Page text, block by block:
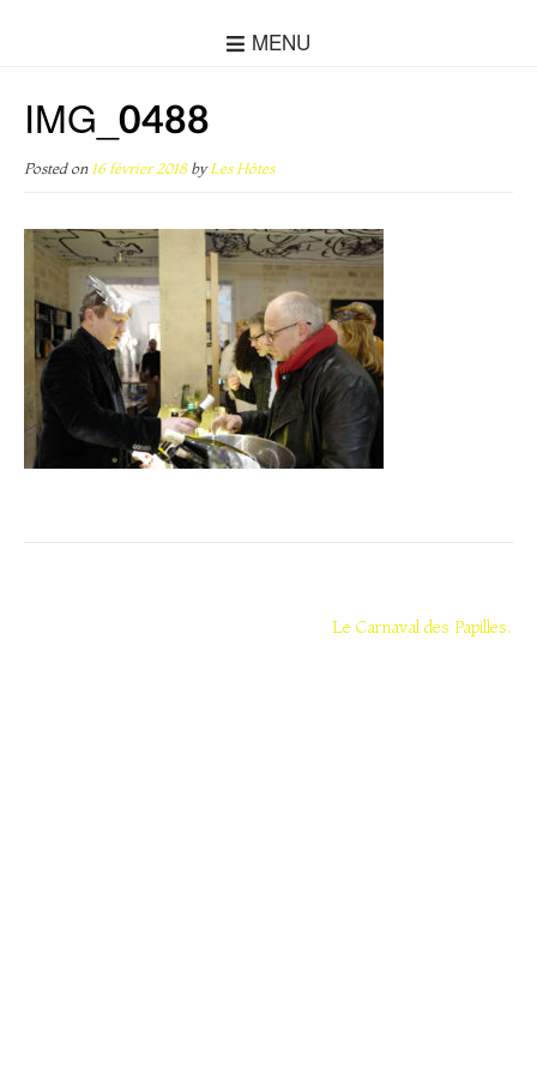
MENU
IMG_0488
Posted on 16 février 2018by Les Hôtes
Le Carnaval des Papilles.